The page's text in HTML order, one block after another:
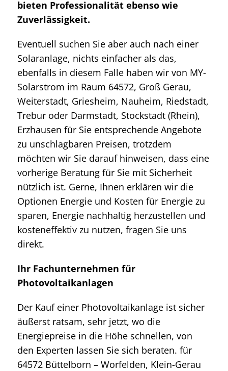
bieten Professionalität ebenso wie
Zuverlässigkeit.
Eventuell suchen Sie aber auch nach einer
Solaranlage, nichts einfacher als das,
ebenfalls in diesem Falle haben wir von MY-
Solarstrom im Raum 64572, Groß Gerau,
Weiterstadt, Griesheim, Nauheim, Riedstadt,
Trebur oder Darmstadt, Stockstadt (Rhein),
Erzhausen für Sie entsprechende Angebote
zu unschlagbaren Preisen, trotzdem
möchten wir Sie darauf hinweisen, dass eine
vorherige Beratung für Sie mit Sicherheit
nützlich ist. Gerne, Ihnen erklären wir die
Optionen Energie und Kosten für Energie zu
sparen, Energie nachhaltig herzustellen und
kosteneffektiv zu nutzen, fragen Sie uns
direkt.
Ihr Fachunternehmen für
Photovoltaikanlagen
Der Kauf einer Photovoltaikanlage ist sicher
äußerst ratsam, sehr jetzt, wo die
Energiepreise in die Höhe schnellen, von
den Experten lassen Sie sich beraten. für
64572 Büttelborn – Worfelden, Klein-Gerau